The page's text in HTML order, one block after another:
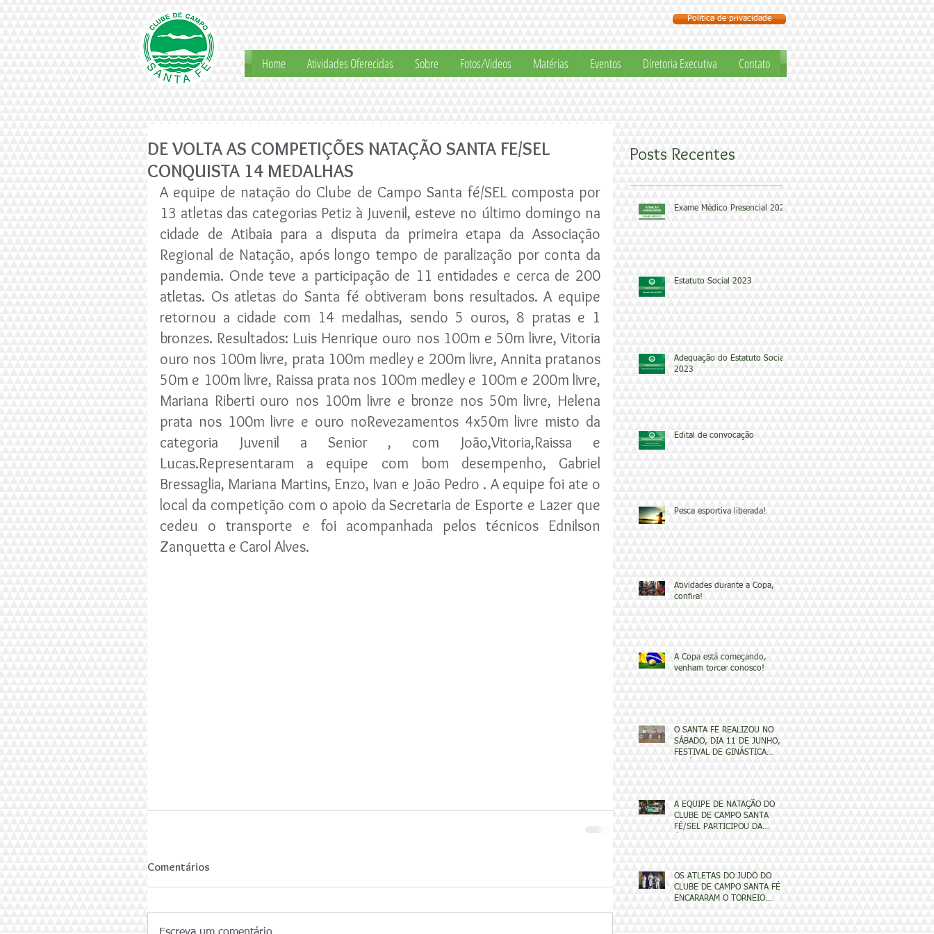
Home Atividades Oferecidas Sobre Fotos/Videos Matérias Eventos Diretoria Executiva Contato
Política de privacidade
DE VOLTA AS COMPETIÇÕES NATAÇÃO SANTA FE/SEL
CONQUISTA 14 MEDALHAS
A equipe de natação do Clube de Campo Santa fé/SEL composta por
13 atletas das categorias Petiz à Juvenil, esteve no último domingo na
cidade de Atibaia para a disputa da primeira etapa da Associação
Regional de Natação, após longo tempo de paralização por conta da
pandemia. Onde teve a participação de 11 entidades e cerca de 200
atletas. Os atletas do Santa fé obtiveram bons resultados. A equipe
retornou a cidade com 14 medalhas, sendo 5 ouros, 8 pratas e 1
bronzes. Resultados: Luis Henrique ouro nos 100m e 50m livre, Vitoria
ouro nos 100m livre, prata 100m medley e 200m livre, Annita pratanos
50m e 100m livre, Raissa prata nos 100m medley e 100m e 200m livre,
Mariana Riberti ouro nos 100m livre e bronze nos 50m livre, Helena
prata nos 100m livre e ouro noRevezamentos 4x50m livre misto da
categoria Juvenil a Senior , com João,Vitoria,Raissa e
Lucas.Representaram a equipe com bom desempenho, Gabriel
Bressaglia, Mariana Martins, Enzo, Ivan e João Pedro . A equipe foi ate o
local da competição com o apoio da Secretaria de Esporte e Lazer que
cedeu o transporte e foi acompanhada pelos técnicos Ednilson
Zanquetta e Carol Alves.
Comentários
Posts Recentes
Exame Médico Presencial 2024
Estatuto Social 2023
Adequação do Estatuto Social
2023
Edital de convocação
Pesca esportiva liberada!
Atividades durante a Copa,
confira!
A Copa está começando,
venham torcer conosco!
O SANTA FÉ REALIZOU NO
SÁBADO, DIA 11 DE JUNHO, O
FESTIVAL DE GINÁSTICA
A EQUIPE DE NATAÇÃO DO
CLUBE DE CAMPO SANTA
FÉ/SEL PARTICIPOU DA
OS ATLETAS DO JUDÔ DO
CLUBE DE CAMPO SANTA FÉ
ENCARARAM O TORNEIO